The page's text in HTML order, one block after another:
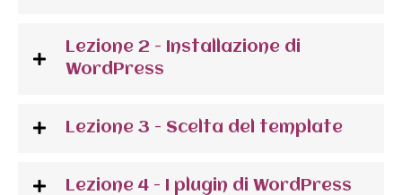
Lezione 2 - Installazione di
WordPress
Lezione 3 - Scelta del template
Lezione 4 - I plugin di WordPress